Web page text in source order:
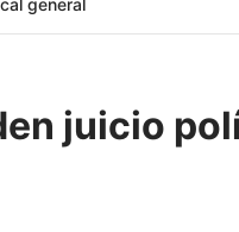
general
juicio